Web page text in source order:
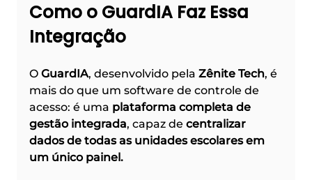
Como o GuardIA Faz Essa
Integração
O GuardIA, desenvolvido pela Zênite Tech, é
mais do que um software de controle de
acesso: é uma plataforma completa de
gestão integrada, capaz de centralizar
dados de todas as unidades escolares em
um único painel.